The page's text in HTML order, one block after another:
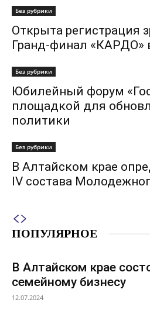
Без рубрики
Открыта регистрация
Гранд-финал «КАРДО»
Без рубрики
Юбилейный форум
площадкой для
политики
Без рубрики
В Алтайском крае
IV состава
ПОПУЛЯРНОЕ
В Алтайском крае
семейному бизнесу
12.07.2024